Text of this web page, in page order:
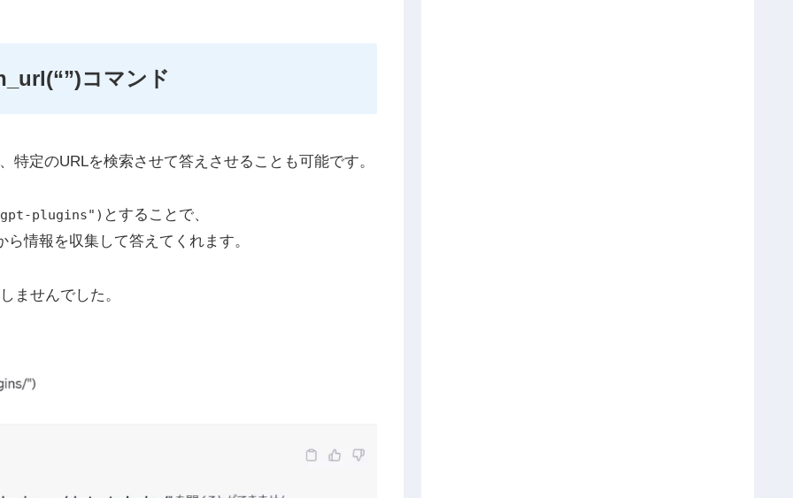
コマンド
特定のURLを検索させて答えさせることも可能です。
plugins") とすることで、
ら情報を収集して答えてくれます。
ませんでした。